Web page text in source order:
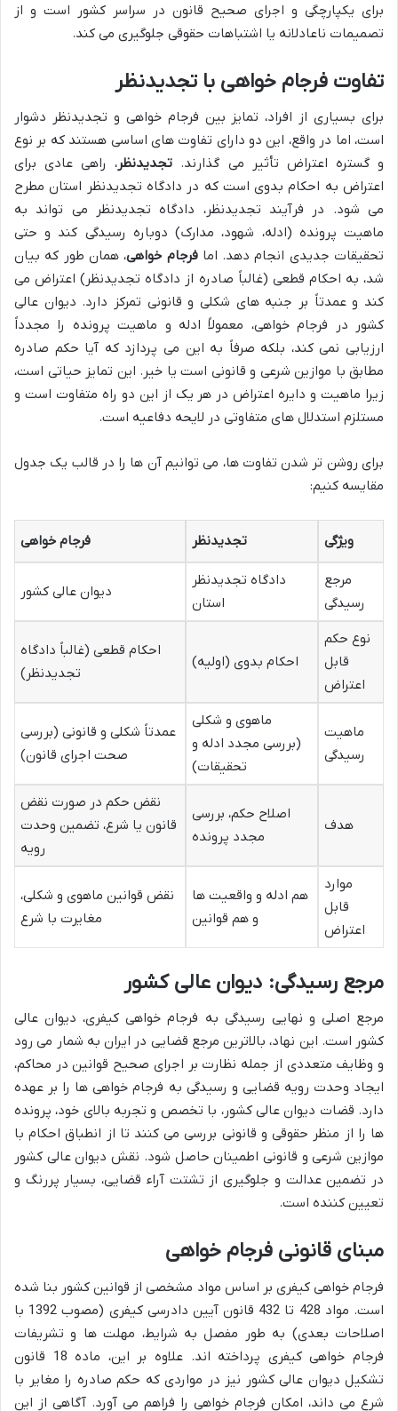
برای یکپارچگی و اجرای صحیح قانون در سراسر کشور است و از
تصمیمات ناعادلانه یا اشتباهات حقوقی جلوگیری می کند.
تفاوت فرجام خواهی با تجدیدنظر
برای بسیاری از افراد، تمایز بین فرجام خواهی و تجدیدنظر دشوار
است، اما در واقع، این دو دارای تفاوت های اساسی هستند که بر نوع
و گستره اعتراض تأثیر می گذارند. تجدیدنظر، راهی عادی برای
اعتراض به احکام بدوی است که در دادگاه تجدیدنظر استان مطرح
می شود. در فرآیند تجدیدنظر، دادگاه تجدیدنظر می تواند به
ماهیت پرونده (ادله، شهود، مدارک) دوباره رسیدگی کند و حتی
تحقیقات جدیدی انجام دهد. امافرجام خواهی، همان طور که بیان
شد، به احکام قطعی (غالباً صادره از دادگاه تجدیدنظر) اعتراض می
کند و عمدتاً بر جنبه های شکلی و قانونی تمرکز دارد. دیوان عالی
کشور در فرجام خواهی، معمولاً ادله و ماهیت پرونده را مجدداً
ارزیابی نمی کند، بلکه صرفاً به این می پردازد که آیا حکم صادره
مطابق با موازین شرعی و قانونی است یا خیر. این تمایز حیاتی است،
زیرا ماهیت و دایره اعتراض در هر یک از این دو راه متفاوت است و
مستلزم استدلال های متفاوتی در لایحه دفاعیه است.
برای روشن تر شدن تفاوت ها، می توانیم آن ها را در قالب یک جدول
مقایسه کنیم:
ویژگی تجدیدنظر فرجام خواهی
مرجع
رسیدگی
دادگاه تجدیدنظر
استان
دیوان عالی کشور
نوع حکم
قابل
اعتراض
احکام بدوی (اولیه)
احکام قطعی (غالباً دادگاه
تجدیدنظر)
ماهیت
رسیدگی
ماهوی و شکلی
(بررسی مجدد ادله و
تحقیقات)
عمدتاً شکلی و قانونی (بررسی
صحت اجرای قانون)
هدف
اصلاح حکم، بررسی
مجدد پرونده
نقض حکم در صورت نقض
قانون یا شرع، تضمین وحدت
رویه
موارد
قابل
اعتراض
هم ادله و واقعیت ها
و هم قوانین
نقض قوانین ماهوی و شکلی،
مغایرت با شرع
مرجع رسیدگی: دیوان عالی کشور
مرجع اصلی و نهایی رسیدگی به فرجام خواهی کیفری، دیوان عالی
کشور است. این نهاد، بالاترین مرجع قضایی در ایران به شمار می رود
و وظایف متعددی از جمله نظارت بر اجرای صحیح قوانین در محاکم،
ایجاد وحدت رویه قضایی و رسیدگی به فرجام خواهی ها را بر عهده
دارد. قضات دیوان عالی کشور، با تخصص و تجربه بالای خود، پرونده
ها را از منظر حقوقی و قانونی بررسی می کنند تا از انطباق احکام با
موازین شرعی و قانونی اطمینان حاصل شود. نقش دیوان عالی کشور
در تضمین عدالت و جلوگیری از تشتت آراء قضایی، بسیار پررنگ و
تعیین کننده است.
مبنای قانونی فرجام خواهی
فرجام خواهی کیفری بر اساس مواد مشخصی از قوانین کشور بنا شده
است. مواد 428 تا 432 قانون آیین دادرسی کیفری (مصوب 1392 با
اصلاحات بعدی) به طور مفصل به شرایط، مهلت ها و تشریفات
فرجام خواهی کیفری پرداخته اند. علاوه بر این، ماده 18 قانون
تشکیل دیوان عالی کشور نیز در مواردی که حکم صادره را مغایر با
شرع می داند، امکان فرجام خواهی را فراهم می آورد. آگاهی از این